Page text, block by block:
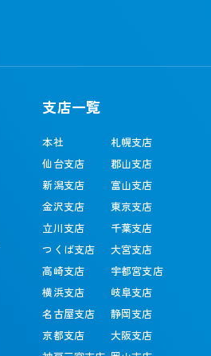
支店一覧
本社
札幌支店
仙台支店
郡山支店
新潟支店
富山支店
金沢支店
東京支店
立川支店
千葉支店
つくば支店
大宮支店
高崎支店
宇都宮支店
横浜支店
岐阜支店
名古屋支店
静岡支店
京都支店
大阪支店